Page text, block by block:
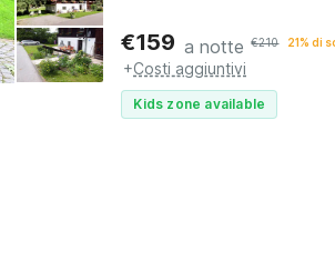
€159 a notte €210 21% di
+Costi aggiuntivi
Kids zone available